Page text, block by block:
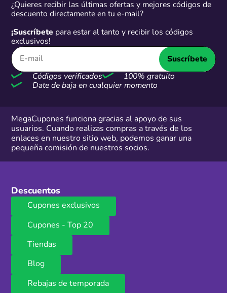
¿Quieres recibir las últimas ofertas y mejores códigos de
descuento directamente en tu e-mail?
¡Suscríbete para estar al tanto y recibir los códigos
exclusivos!
Suscríbete
Códigos verificados
100% gratuito
Date de baja en cualquier momento
MegaCupones funciona gracias al apoyo de sus
usuarios. Cuando realizas compras a través de los
enlaces en nuestro sitio web, podemos ganar una
pequeña comisión de nuestros socios.
Descuentos
Cupones exclusivos
Cupones - Top 20
Tiendas
Blog
Rebajas de temporada